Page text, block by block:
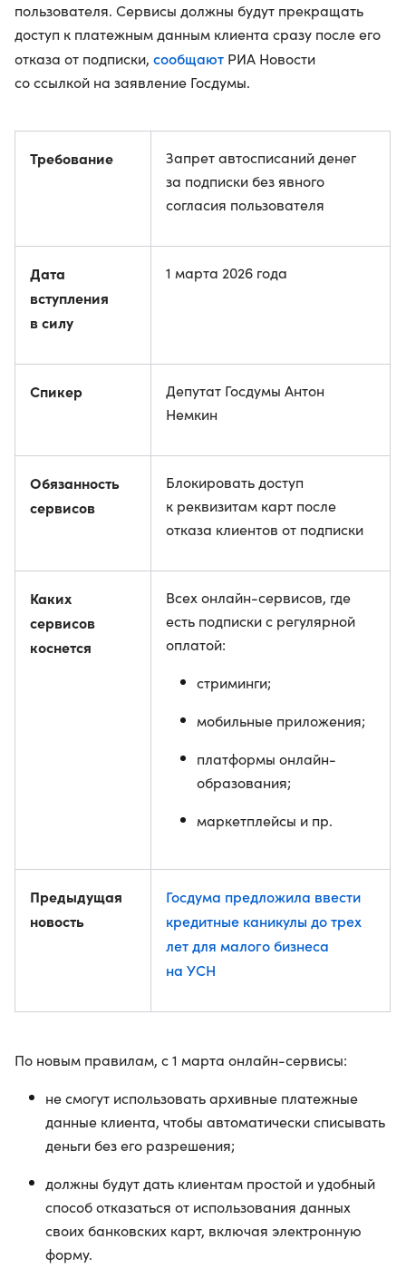
пользователя. Сервисы должны будут прекращать
доступ к платежным данным клиента сразу после его
отказа от подписки, сообщают РИА Новости
со ссылкой на заявление Госдумы.
Требование
Запрет автосписаний денег
за подписки без явного
согласия пользователя
Дата
вступления
в силу
1 марта 2026 года
Спикер
Депутат Госдумы Антон
Немкин
Обязанность
сервисов
Блокировать доступ
к реквизитам карт после
отказа клиентов от подписки
Каких
сервисов
коснется
Всех онлайн-сервисов, где
есть подписки с регулярной
оплатой:
стриминги;
мобильные приложения;
платформы онлайн-
образования;
маркетплейсы и пр.
Предыдущая
новость
Госдума предложила ввести
кредитные каникулы до трех
лет для малого бизнеса
на УСН
По новым правилам, с 1 марта онлайн-сервисы:
не смогут использовать архивные платежные
данные клиента, чтобы автоматически списывать
деньги без его разрешения;
должны будут дать клиентам простой и удобный
способ отказаться от использования данных
своих банковских карт, включая электронную
форму.